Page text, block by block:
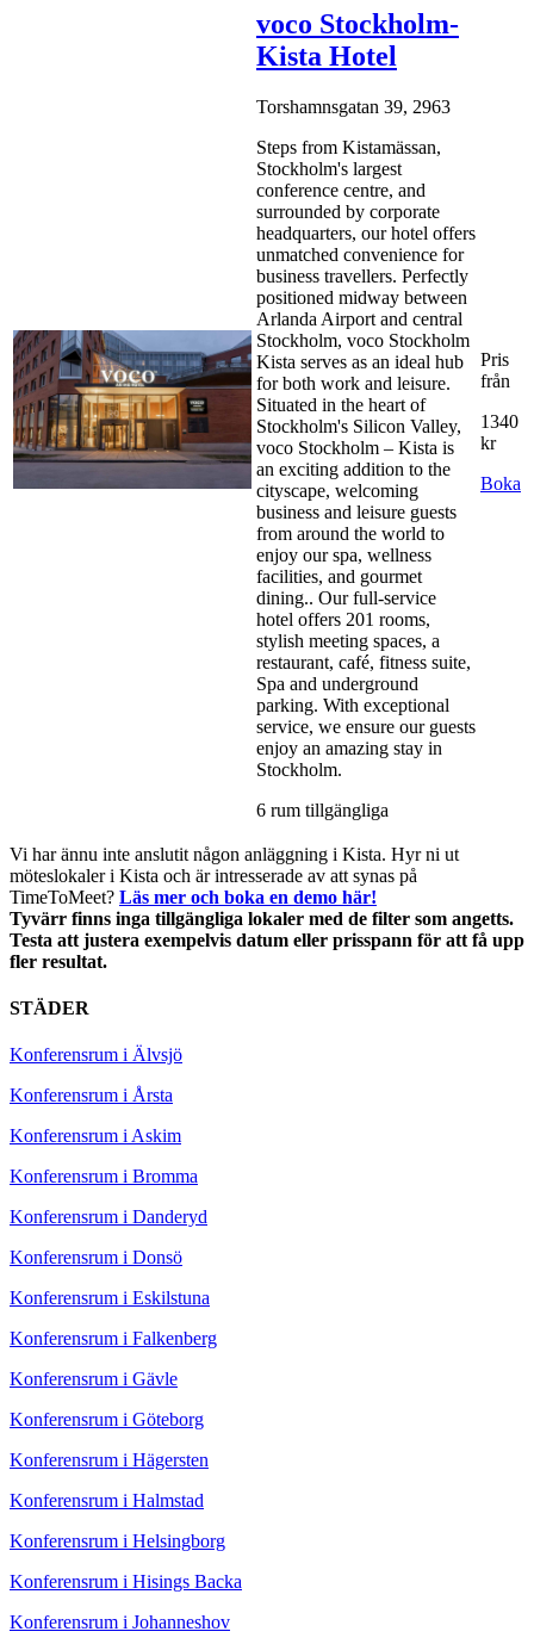
voco Stockholm-
Kista Hotel
Torshamnsgatan 39, 2963
Steps from Kistamässan,
Stockholm's largest
conference centre, and
surrounded by corporate
headquarters, our hotel offers
unmatched convenience for
business travellers. Perfectly
positioned midway between
Arlanda Airport and central
Stockholm, voco Stockholm
Kista serves as an ideal hub
for both work and leisure.
Situated in the heart of
Stockholm's Silicon Valley,
voco Stockholm – Kista is
an exciting addition to the
cityscape, welcoming
business and leisure guests
from around the world to
enjoy our spa, wellness
facilities, and gourmet
dining.. Our full-service
hotel offers 201 rooms,
stylish meeting spaces, a
restaurant, café, fitness suite,
Spa and underground
parking. With exceptional
service, we ensure our guests
enjoy an amazing stay in
Stockholm.
6 rum tillgängliga
Pris
från
1340
kr
Boka
Vi har ännu inte anslutit någon anläggning i Kista. Hyr ni ut
möteslokaler i Kista och är intresserade av att synas på
TimeToMeet? Läs mer och boka en demo här!
Tyvärr finns inga tillgängliga lokaler med de filter som angetts.
Testa att justera exempelvis datum eller prisspann för att få upp
fler resultat.
STÄDER
Konferensrum i Älvsjö
Konferensrum i Årsta
Konferensrum i Askim
Konferensrum i Bromma
Konferensrum i Danderyd
Konferensrum i Donsö
Konferensrum i Eskilstuna
Konferensrum i Falkenberg
Konferensrum i Gävle
Konferensrum i Göteborg
Konferensrum i Hägersten
Konferensrum i Halmstad
Konferensrum i Helsingborg
Konferensrum i Hisings Backa
Konferensrum i Johanneshov